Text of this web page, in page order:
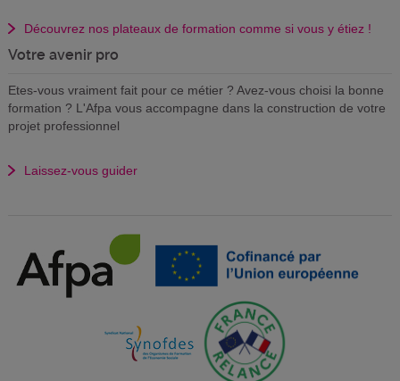
Découvrez nos plateaux de formation comme si vous y étiez !
Votre avenir pro
Etes-vous vraiment fait pour ce métier ? Avez-vous choisi la bonne
formation ? L'Afpa vous accompagne dans la construction de votre
projet professionnel
Laissez-vous guider